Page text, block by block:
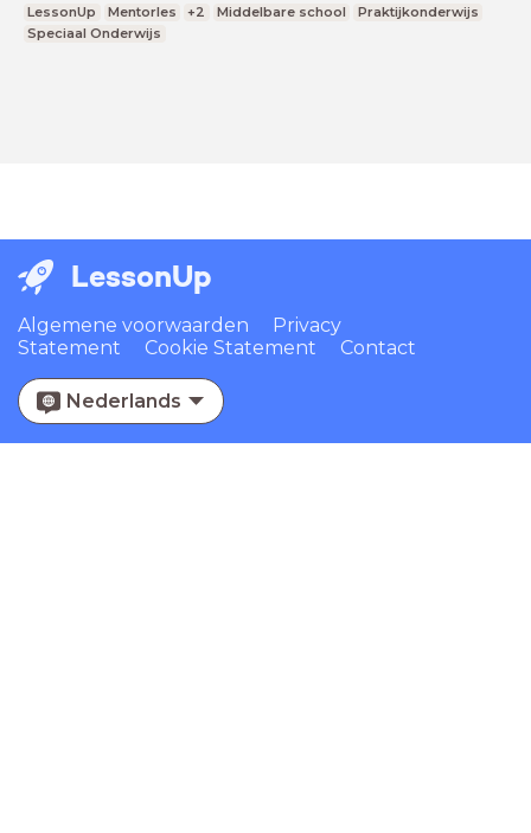
LessonUp Mentorles +2 Middelbare school
Praktijkonderwijs
Speciaal Onderwijs
LessonUp
Algemene voorwaarden
Privacy
Statement
Cookie Statement Contact
Nederlands